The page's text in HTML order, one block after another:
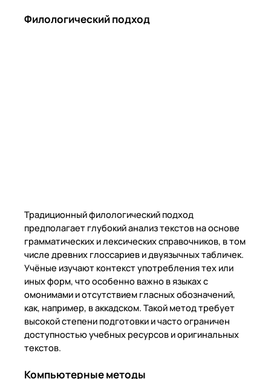
Филологический подход
Традиционный филологический подход
предполагает глубокий анализ текстов на основе
грамматических и лексических справочников, в том
числе древних глоссариев и двуязычных табличек.
Учёные изучают контекст употребления тех или
иных форм, что особенно важно в языках с
омонимами и отсутствием гласных обозначений,
как, например, в аккадском. Такой метод требует
высокой степени подготовки и часто ограничен
доступностью учебных ресурсов и оригинальных
текстов.
Компьютерные методы